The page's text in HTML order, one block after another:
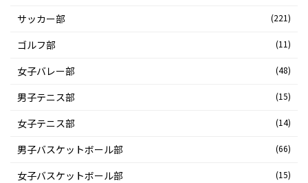
サッカー部 (221)
ゴルフ部 (11)
女子バレー部 (48)
男子テニス部 (15)
女子テニス部 (14)
男子バスケットボール部 (66)
女子バスケットボール部 (15)